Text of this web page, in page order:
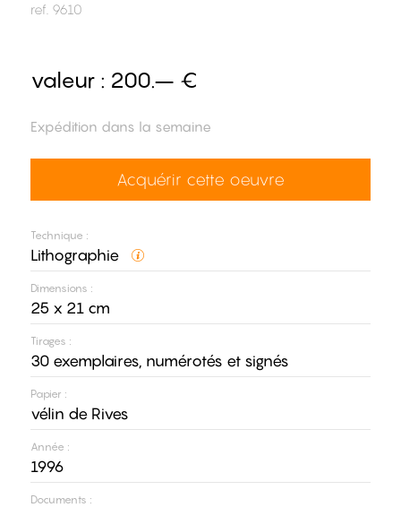
ref. 9610
Technique :
Lithographie
Dimensions :
25 x 21 cm
Tirages :
30 exemplaires, numérotés et signés
Papier :
vélin de Rives
Année :
1996
Documents :
valeur : 200.– €
Expédition dans la semaine
Acquérir cette oeuvre